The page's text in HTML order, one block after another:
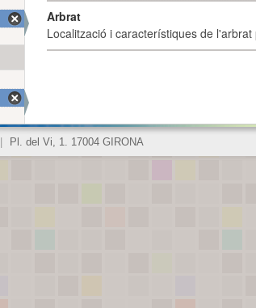
Arbrat
Localització i característiques de l'arbrat
Pl. del Vi, 1. 17004 GIRONA